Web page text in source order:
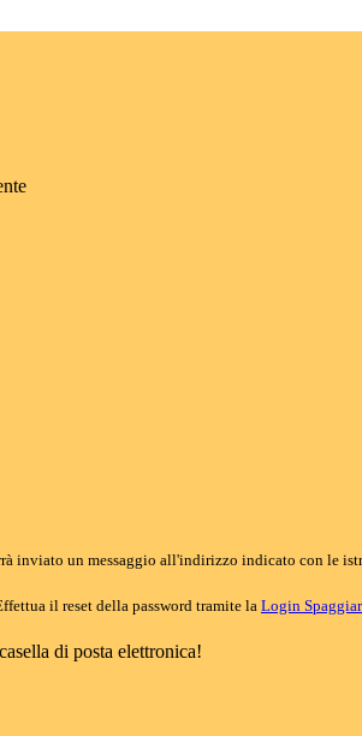
inviato un messaggio all'indirizzo indicato con le
il reset della password tramite la Login
di posta elettronica!